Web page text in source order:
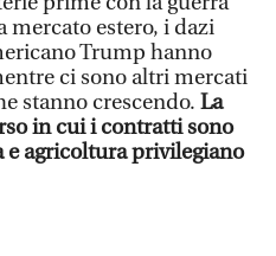
mercato estero, i dazi
Trump hanno
ci sono altri mercati
stanno crescendo. La
in cui i contratti sono
agricoltura privilegiano